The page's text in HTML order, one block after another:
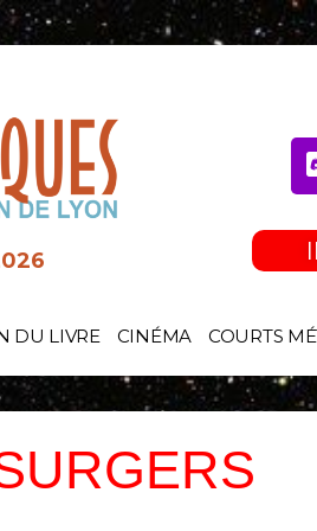
DU LIVRE CINÉMA COURTS